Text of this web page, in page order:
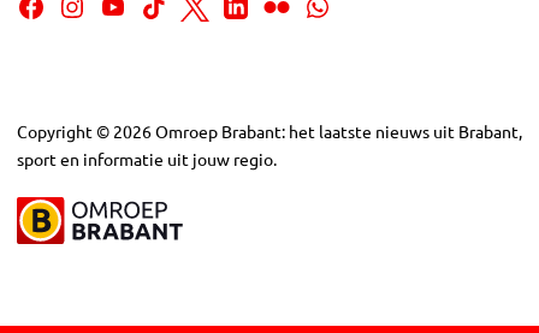
Copyright © 2026Omroep Brabant: het laatste nieuws uit Brabant,
sport en informatie uit jouw regio.